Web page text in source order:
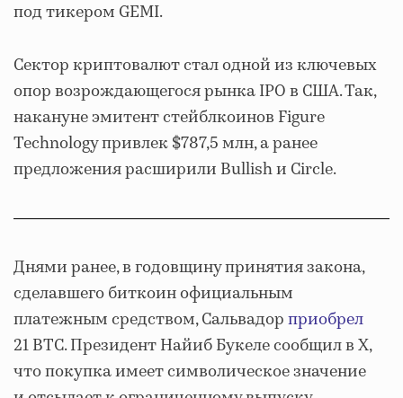
под тикером GEMI.
Сектор криптовалют стал одной из ключевых
опор возрождающегося рынка IPO в США. Так,
накануне эмитент стейблкоинов Figure
Technology привлек $787,5 млн, а ранее
предложения расширили Bullish и Circle.
Днями ранее, в годовщину принятия закона,
сделавшего биткоин официальным
платежным средством, Сальвадорприобрел
21 BTC. Президент Найиб Букеле сообщил в X,
что покупка имеет символическое значение